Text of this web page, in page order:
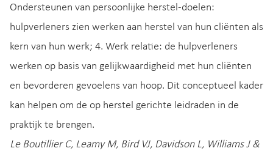
Ondersteunen van persoonlijke herstel-doelen:
hulpverleners zien werken aan herstel van hun cliënten als
kern van hun werk; 4. Werk relatie: de hulpverleners
werken op basis van gelijkwaardigheid met hun cliënten
en bevorderen gevoelens van hoop. Dit conceptueel kader
kan helpen om de op herstel gerichte leidraden in de
praktijk te brengen.
Le Boutillier C, Leamy M, Bird VJ, Davidson L, Williams J &